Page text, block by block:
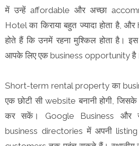
में उन्हें affordable और अच्छा
Hotel का किराया बहुत ज्यादा होता है,
होते हैं कि उनमें रहना मुश्किल होता है।
आपके लिए एक business opportunity
Short-term rental property का
एक छोटी सी website बनानी होगी,
कर सकें। Google Business और
business directories में अपनी